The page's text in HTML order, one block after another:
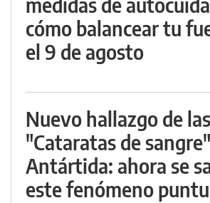
cómo balancear tu
el 9 de agosto
Nuevo hallazgo de las
"Cataratas de
Antártida: ahora se
este fenómeno